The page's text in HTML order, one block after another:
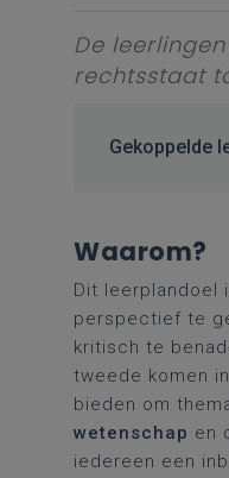
De
rechtsstaat
Gekoppelde
Waarom?
Dit leerplandoel
perspectief te
kritisch te
tweede komen
bieden om
wetenschap en
iedereen een